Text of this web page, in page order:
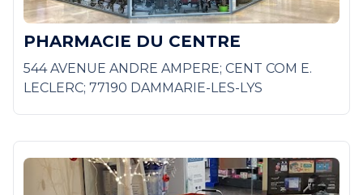
PHARMACIE DU CENTRE
544 AVENUE ANDRE AMPERE; CENT COM E.
LECLERC; 77190 DAMMARIE-LES-LYS